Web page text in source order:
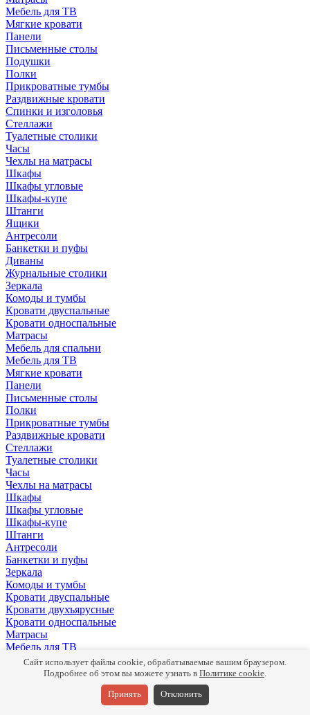
Мебель для ТВ
Мягкие кровати
Панели
Письменные столы
Подушки
Полки
Прикроватные тумбы
Раздвижные кровати
Спинки и изголовья
Стеллажи
Туалетные столики
Часы
Чехлы на матрасы
Шкафы
Шкафы угловые
Шкафы-купе
Штанги
Ящики
Антресоли
Банкетки и пуфы
Диваны
Журнальные столики
Зеркала
Комоды и тумбы
Кровати двуспальные
Кровати односпальные
Матрасы
Мебель для спальни
Мебель для ТВ
Мягкие кровати
Панели
Письменные столы
Полки
Прикроватные тумбы
Раздвижные кровати
Стеллажи
Туалетные столики
Часы
Чехлы на матрасы
Шкафы
Шкафы угловые
Шкафы-купе
Штанги
Антресоли
Банкетки и пуфы
Зеркала
Комоды и тумбы
Кровати двуспальные
Кровати двухъярусные
Кровати односпальные
Матрасы
Мебель для ТВ
Панели
Письменные столы
Прикроватные тумбы
Сайт использует файлы cookie, обрабатываемые вашим браузером.
Подробнее об этом вы можете узнать в Политике cookie.
Принять Отклонить